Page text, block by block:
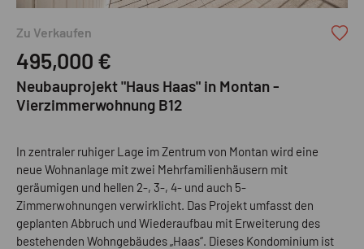
Zu Verkaufen
495,000 €
Neubauprojekt "Haus Haas" in Montan -
Vierzimmerwohnung B12
In zentraler ruhiger Lage im Zentrum von Montan wird eine
neue Wohnanlage mit zwei Mehrfamilienhäusern mit
geräumigen und hellen 2-, 3-, 4- und auch 5-
Zimmerwohnungen verwirklicht. Das Projekt umfasst den
geplanten Abbruch und Wiederaufbau mit Erweiterung des
bestehenden Wohngebäudes „Haas“. Dieses Kondominium ist